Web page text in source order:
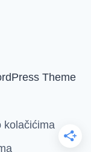
Theme
kolačićima